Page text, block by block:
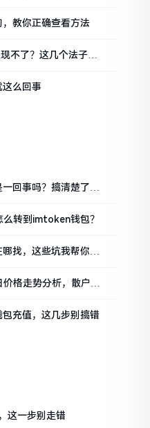
教你正确查看方法
不了？这几个法子能
么回事
回事吗？搞清楚了再
转到imtoken钱包？
找，这些坑我帮你趟
格走势分析，散户如
充值，这几步别搞错
这一步别走错